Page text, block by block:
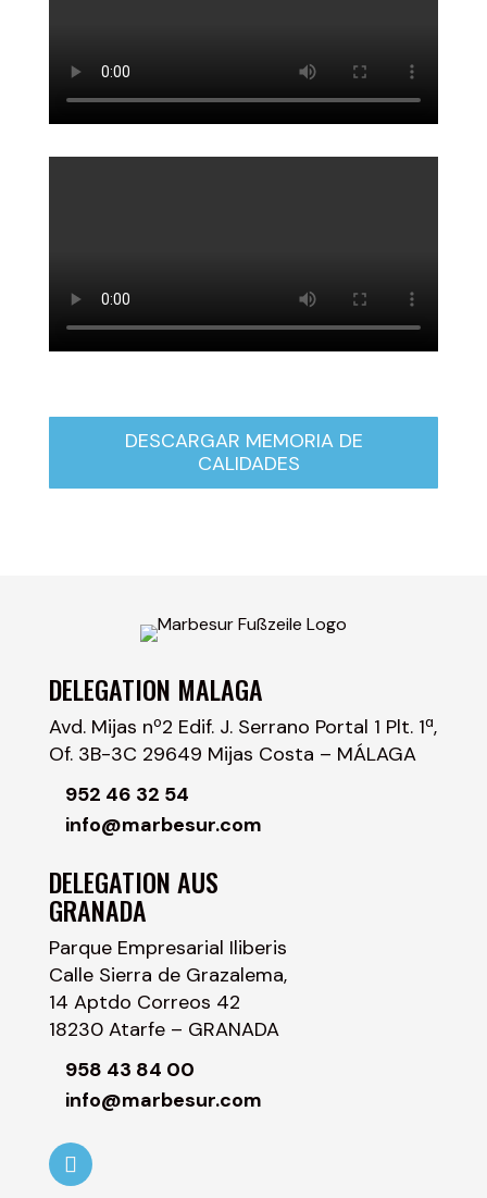
DESCARGAR MEMORIA DE
CALIDADES
DELEGATION MALAGA
Avd. Mijas nº2 Edif. J. Serrano Portal 1 Plt. 1ª,
Of. 3B-3C 29649 Mijas Costa – MÁLAGA
952 46 32 54
info@marbesur.com
DELEGATION AUS
GRANADA
Parque Empresarial Iliberis
Calle Sierra de Grazalema,
14 Aptdo Correos 42
18230 Atarfe – GRANADA
958 43 84 00
info@marbesur.com